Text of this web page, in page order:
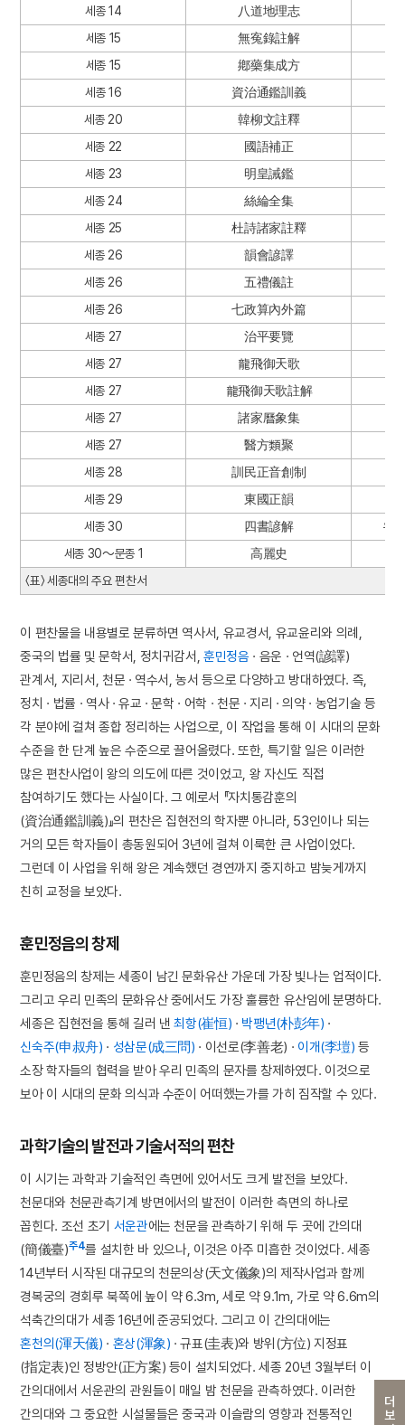
더보기
세종 14
八道地理志
세종 15
無寃錄註解
세종 15
鄕藥集成方
세종 16
資治通鑑訓義
세종 20
韓柳文註釋
세종 22
國語補正
세종 23
明皇誡鑑
세종 24
絲綸全集
세종 25
杜詩諸家註釋
세종 26
韻會諺譯
세종 26
五禮儀註
세종 26
七政算內外篇
세종 27
治平要覽
세종 27
龍飛御天歌
세종 27
龍飛御天歌註解
세종 27
諸家曆象集
세종 27
醫方類聚
세종 28
訓民正音創制
세종 29
東國正韻
세종 30
四書諺解
유
세종 30～문종 1
高麗史
〈표〉 세종대의 주요 편찬서
이 편찬물을 내용별로 분류하면 역사서, 유교경서, 유교윤리와 의례,
중국의 법률 및 문학서, 정치귀감서,훈민정음 · 음운 · 언역(諺譯)
관계서, 지리서, 천문 · 역수서, 농서 등으로 다양하고 방대하였다. 즉,
정치 · 법률 · 역사 · 유교 · 문학 · 어학 · 천문 · 지리 · 의약 · 농업기술 등
각 분야에 걸쳐 종합 정리하는 사업으로, 이 작업을 통해 이 시대의 문화
수준을 한 단계 높은 수준으로 끌어올렸다. 또한, 특기할 일은 이러한
많은 편찬사업이 왕의 의도에 따른 것이었고, 왕 자신도 직접
참여하기도 했다는 사실이다. 그 예로서 『자치통감훈의
(資治通鑑訓義)』의 편찬은 집현전의 학자뿐 아니라, 53인이나 되는
거의 모든 학자들이 총동원되어 3년에 걸쳐 이룩한 큰 사업이었다.
그런데 이 사업을 위해 왕은 계속했던 경연까지 중지하고 밤늦게까지
친히 교정을 보았다.
훈민정음의 창제
훈민정음의 창제는 세종이 남긴 문화유산 가운데 가장 빛나는 업적이다.
그리고 우리 민족의 문화유산 중에서도 가장 훌륭한 유산임에 분명하다.
세종은 집현전을 통해 길러 낸최항(崔恒) · 박팽년(朴彭年) ·
신숙주(申叔舟) · 성삼문(成三問) · 이선로(李善老) · 이개(李塏) 등
소장 학자들의 협력을 받아 우리 민족의 문자를 창제하였다. 이것으로
보아 이 시대의 문화 의식과 수준이 어떠했는가를 가히 짐작할 수 있다.
과학기술의 발전과 기술서적의 편찬
이 시기는 과학과 기술적인 측면에 있어서도 크게 발전을 보았다.
천문대와 천문관측기계 방면에서의 발전이 이러한 측면의 하나로
꼽힌다. 조선 초기 서운관에는 천문을 관측하기 위해 두 곳에 간의대
(簡儀臺)주4를 설치한 바 있으나, 이것은 아주 미흡한 것이었다. 세종
14년부터 시작된 대규모의 천문의상(天文儀象)의 제작사업과 함께
경복궁의 경회루 북쪽에 높이 약 6.3m, 세로 약 9.1m, 가로 약 6.6m의
석축간의대가 세종 16년에 준공되었다. 그리고 이 간의대에는
혼천의(渾天儀) · 혼상(渾象) · 규표(圭表)와 방위(方位) 지정표
(指定表)인 정방안(正方案) 등이 설치되었다. 세종 20년 3월부터 이
간의대에서 서운관의 관원들이 매일 밤 천문을 관측하였다. 이러한
간의대와 그 중요한 시설물들은 중국과 이슬람의 영향과 전통적인